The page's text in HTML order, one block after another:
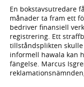
En bokstavsutredare
månader ta fram ett
bedriver finansiell
registrering. Ett
tillståndsplikten
informell hawala kan
fängelse. Marcus